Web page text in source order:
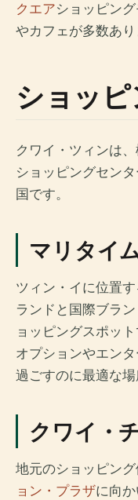
クエアショッピン
やカフェが多数あり
ショッ
クワイ・ツィンは
ショッピングセン
国です。
マリタイ
ツィン・イに位置す
ランドと国際ブラ
ョッピングスポッ
オプションやエン
過ごすのに最適な場
クワイ・
地元のショッピン
ョン・プラザに向